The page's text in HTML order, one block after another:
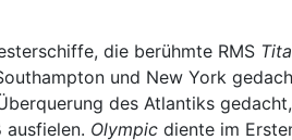
die berühmte RMS
und New York
des Atlantiks
Olympic diente im